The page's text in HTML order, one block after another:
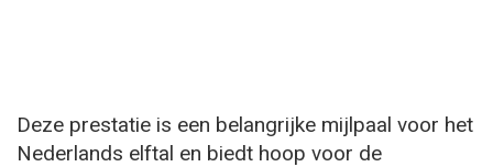
Deze prestatie is een belangrijke mijlpaal voor het
Nederlands elftal en biedt hoop voor de